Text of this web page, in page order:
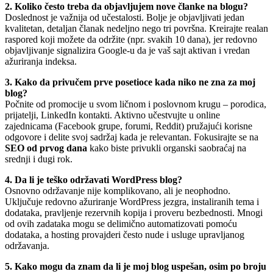
2. Koliko često treba da objavljujem nove članke na blogu?
Doslednost je važnija od učestalosti. Bolje je objavljivati jedan
kvalitetan, detaljan članak nedeljno nego tri površna. Kreirajte realan
raspored koji možete da održite (npr. svakih 10 dana), jer redovno
objavljivanje signalizira Google-u da je vaš sajt aktivan i vredan
ažuriranja indeksa.
3. Kako da privučem prve posetioce kada niko ne zna za moj
blog?
Počnite od promocije u svom ličnom i poslovnom krugu – porodica,
prijatelji, LinkedIn kontakti. Aktivno učestvujte u online
zajednicama (Facebook grupe, forumi, Reddit) pružajući korisne
odgovore i delite svoj sadržaj kada je relevantan. Fokusirajte se na
SEO od prvog dana kako biste privukli organski saobraćaj na
srednji i dugi rok.
4. Da li je teško održavati WordPress blog?
Osnovno održavanje nije komplikovano, ali je neophodno.
Uključuje redovno ažuriranje WordPress jezgra, instaliranih tema i
dodataka, pravljenje rezervnih kopija i proveru bezbednosti. Mnogi
od ovih zadataka mogu se delimično automatizovati pomoću
dodataka, a hosting provajderi često nude i usluge upravljanog
održavanja.
5. Kako mogu da znam da li je moj blog uspešan, osim po broju